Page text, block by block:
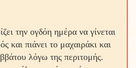
την ογδόη ημέρα να γίνεται
και πιάνει το μαχαιράκι και
λόγω της περιτομής.